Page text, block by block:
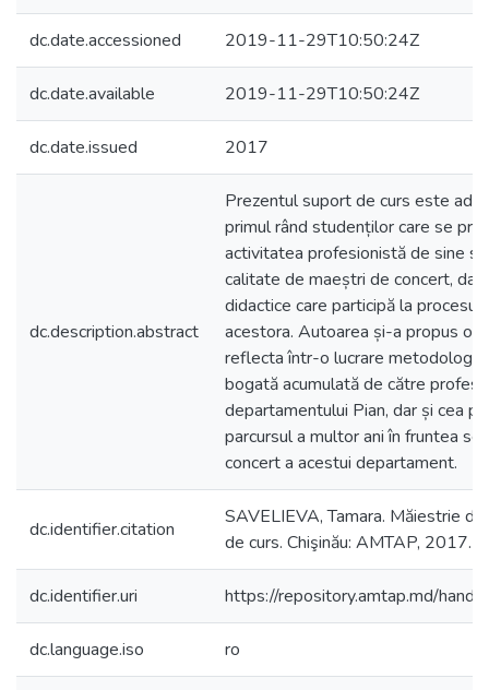
dc.date.accessioned 2019-11-29T10:50:24Z
dc.date.available 2019-11-29T10:50:24Z
dc.date.issued 2017
dc.description.abstract
Prezentul suport de curs este
primul rând studenților care se
activitatea profesionistă de sine
calitate de maeștri de concert, dar
didactice care participă la procesul
acestora. Autoarea și-a propus
reflecta într-o lucrare
bogată acumulată de către
departamentului Pian, dar și cea
parcursul a multor ani în fruntea
concert a acestui departament.
dc.identifier.citation
SAVELIEVA, Tamara. Măiestrie
de curs. Chişinău: AMTAP, 2017.
dc.identifier.uri https://repository.amtap.md/
dc.language.iso ro